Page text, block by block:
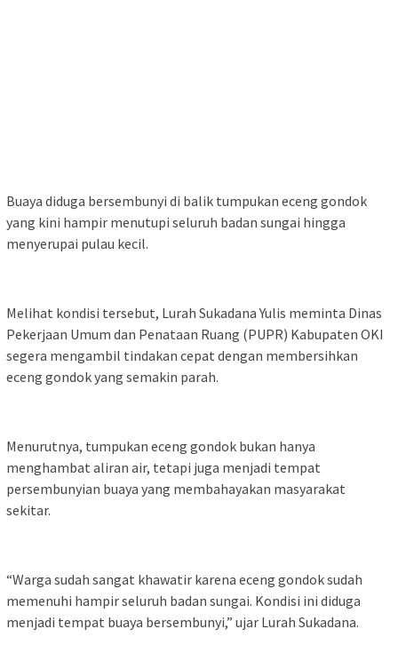
Buaya diduga bersembunyi di balik tumpukan eceng gondok
yang kini hampir menutupi seluruh badan sungai hingga
menyerupai pulau kecil.
Melihat kondisi tersebut, Lurah Sukadana Yulis meminta Dinas
Pekerjaan Umum dan Penataan Ruang (PUPR) Kabupaten OKI
segera mengambil tindakan cepat dengan membersihkan
eceng gondok yang semakin parah.
Menurutnya, tumpukan eceng gondok bukan hanya
menghambat aliran air, tetapi juga menjadi tempat
persembunyian buaya yang membahayakan masyarakat
sekitar.
“Warga sudah sangat khawatir karena eceng gondok sudah
memenuhi hampir seluruh badan sungai. Kondisi ini diduga
menjadi tempat buaya bersembunyi,” ujar Lurah Sukadana.